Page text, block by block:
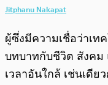
Jitphanu Nakapat
ผู้ซึ่งมีความเชื่อว่าเท
บทบาทกับชีวิต สังคม
เวลาอันใกล้ เช่นเดีย